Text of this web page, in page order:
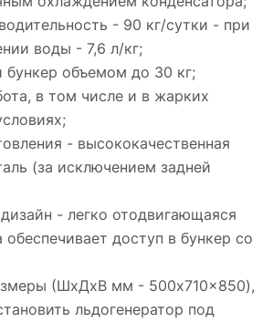
- 90 кг/сутки - при
воды - 7,6 л/кг;
бункер объемом до 30 кг;
в том числе и в жарких
- высококачественная
(за исключением задней
- легко отодвигающаяся
обеспечивает доступ в бункер со
(ШxДxВ мм - 500x710x850),
льдогенератор под